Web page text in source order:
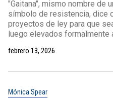
"Gaitana", mismo nombre de
símbolo de resistencia, dice
proyectos de ley para que
luego elevados formalmente
febrero 13, 2026
Mónica Spear